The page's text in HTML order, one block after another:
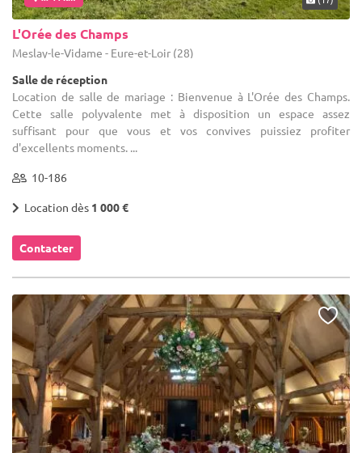
L'Orée des Champs
Meslay-le-Vidame - Eure-et-Loir (28)
Salle de réception
Location de salle de mariage : Bienvenue à L'Orée des Champs.
Cette salle polyvalente met à disposition un espace assez
suffisant pour que vous et vos convives puissiez profiter
d'excellents moments. ...
10-186
Location dès 1 000 €
Contacter